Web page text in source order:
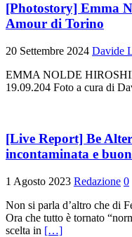
[Photostory] Emma
Amour di Torino
20 Settembre 2024 Davide
EMMA NOLDE
19.09.204 Foto a cura di
[Live Report] Be
incontaminata e
1 Agosto 2023 Redazione 0
Non si parla d’altro che di
Ora che tutto è tornato
scelta in […]